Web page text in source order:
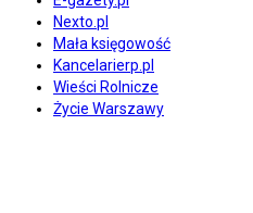
Nexto.pl
Mała księgowość
Kancelarierp.pl
Wieści Rolnicze
Życie Warszawy